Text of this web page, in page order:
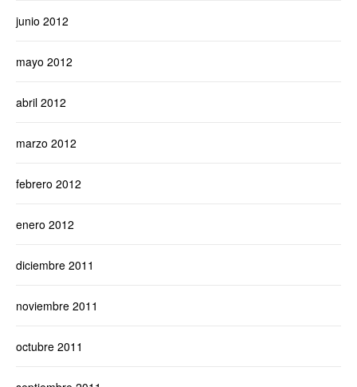
junio 2012
mayo 2012
abril 2012
marzo 2012
febrero 2012
enero 2012
diciembre 2011
noviembre 2011
octubre 2011